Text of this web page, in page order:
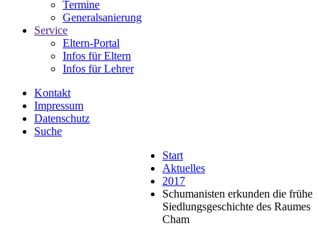
Termine
Generalsanierung
Service
Eltern-Portal
Infos für Eltern
Infos für Lehrer
Kontakt
Impressum
Datenschutz
Suche
Start
Aktuelles
2017
Schumanisten erkunden die frühe
Siedlungsgeschichte des Raumes
Cham